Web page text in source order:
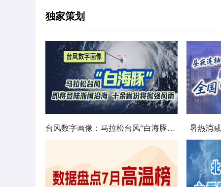
独家策划
台风数字画像：马拉松台风“白海豚”将影响十余省份 暑热消